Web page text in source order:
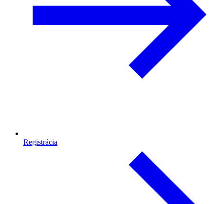
Registrácia